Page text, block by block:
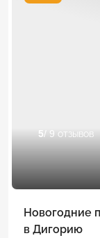
5/ 9 отзывов
Новогодние
в Дигорию